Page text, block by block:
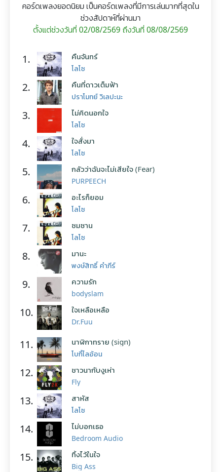
คอร์ดเพลงยอดนิยม เป็นคอร์ดเพลงที่มีการเล่นมากที่สุดใน
ช่วงสัปดาห์ที่ผ่านมา
ตั้งแต่ช่วงวันที่ 02/08/2569 ถึงวันที่ 08/08/2569
1. คืนจันทร์
โลโซ
2. คืนที่ดาวเต็มฟ้า
ปราโมทย์ วิเลปะนะ
3. ไม่คิดนอกใจ
โลโซ
4. ใจสั่งมา
โลโซ
5. กลัวว่าฉันจะไม่เสียใจ (Fear)
PURPEECH
6. อะไรก็ยอม
โลโซ
7. ซมซาน
โลโซ
8. มานะ
พงษ์สิทธิ์ คำภีร์
9. ความรัก
bodyslam
10. ใจเหลือเหลือ
Dr.Fuu
11. นาฬิกาทราย (sign)
โบกี้ไลอ้อน
12. ชาวนากับงูเห่า
Fly
13. สาหัส
โลโซ
14. ไม่บอกเธอ
Bedroom Audio
15. ทิ้งไว้ในใจ
Big Ass